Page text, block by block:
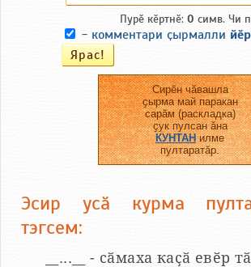
Пурӗ кӗртнӗ: 0 симв. Чи
- комментари ҫырмалли
Сирӗн чӑвашла
ҫырма май паракан
сарӑм (раскладка)
ҫук пулсан ӑна
КУНТАН илме
пултаратӑр.
Эсир усӑ курма
тэгсем:
__...__ - сӑмаха каҫӑ евӗр